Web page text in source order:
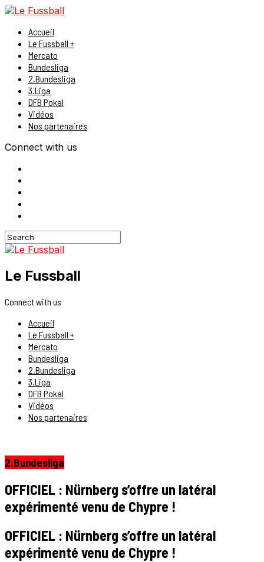
Accueil
Le Fussball +
Mercato
Bundesliga
2.Bundesliga
3.Liga
DFB Pokal
Vidéos
Nos partenaires
Connect with us
Le Fussball
Connect with us
Accueil
Le Fussball +
Mercato
Bundesliga
2.Bundesliga
3.Liga
DFB Pokal
Vidéos
Nos partenaires
2.Bundesliga
OFFICIEL : Nürnberg s’offre un latéral
expérimenté venu de Chypre !
OFFICIEL : Nürnberg s’offre un latéral
expérimenté venu de Chypre !